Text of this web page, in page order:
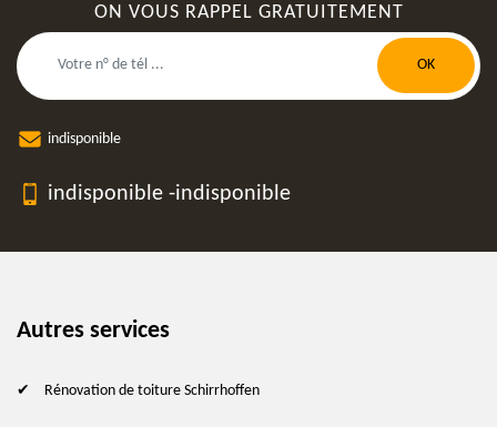
ON VOUS RAPPEL GRATUITEMENT
indisponible
indisponible -indisponible
Autres services
Rénovation de toiture Schirrhoffen